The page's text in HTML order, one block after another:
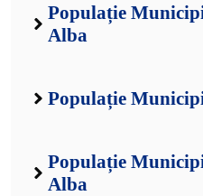
Populație
Alba
Populație
Populație
Alba